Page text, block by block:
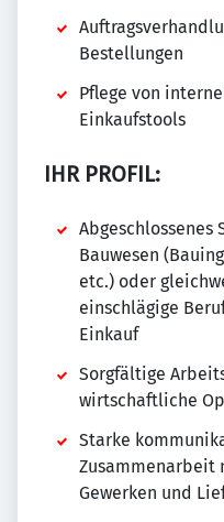
Bestellungen
Pflege von
Einkaufstools
IHR PROFIL:
Bauwesen
etc.) oder
einschlägige
Einkauf
Sorgfältige
wirtschaftliche
Starke
Zusammenarbeit
Gewerken und